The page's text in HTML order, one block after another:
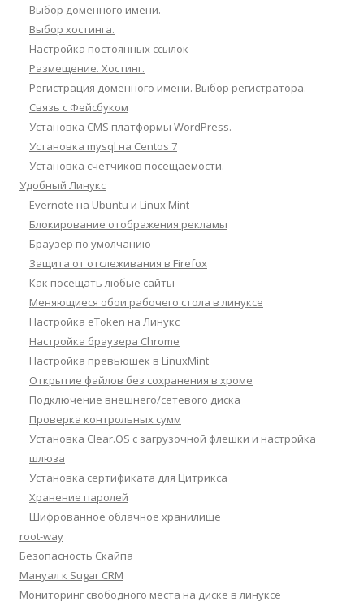
Выбор доменного имени.
Выбор хостинга.
Настройка постоянных ссылок
Размещение. Хостинг.
Регистрация доменного имени. Выбор регистратора.
Связь с Фейсбуком
Установка CMS платформы WordPress.
Установка mysql на Centos 7
Установка счетчиков посещаемости.
Удобный Линукс
Evernote на Ubuntu и Linux Mint
Блокирование отображения рекламы
Браузер по умолчанию
Защита от отслеживания в Firefox
Как посещать любые сайты
Меняющиеся обои рабочего стола в линуксе
Настройка eToken на Линукс
Настройка браузера Chrome
Настройка превьюшек в LinuxMint
Открытие файлов без сохранения в хроме
Подключение внешнего/сетевого диска
Проверка контрольных сумм
Установка Clear.OS с загрузочной флешки и настройка
шлюза
Установка сертификата для Цитрикса
Хранение паролей
Шифрованное облачное хранилище
root-way
Безопасность Скайпа
Мануал к Sugar CRM
Мониторинг свободного места на диске в линуксе